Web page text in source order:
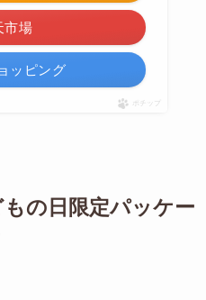
市場
ッピング
ポチップ
の日限定パッケー